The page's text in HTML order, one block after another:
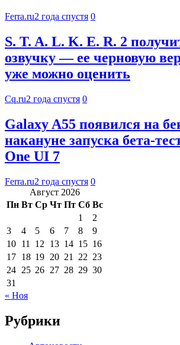
Ferra.ru2 года спустя 0
S. T. A. L. K. E. R. 2
озвучку — ее черновую
уже можно оценить
Cq.ru2 года спустя 0
Galaxy A55 появился на
накануне запуска бета-
One UI 7
Ferra.ru2 года спустя 0
Август 2026
Пн Вт Ср Чт Пт Сб Вс
1
2
3
4 5 6 7 8
9
10 11 12 13 14 15 16
17 18 19 20 21 22 23
24 25 26 27 28 29 30
31
« Ноя
Рубрики